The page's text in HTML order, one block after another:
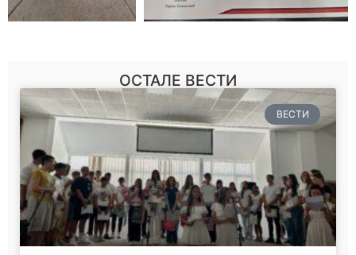
ОСТАЛЕ ВЕСТИ
ВЕСТИ